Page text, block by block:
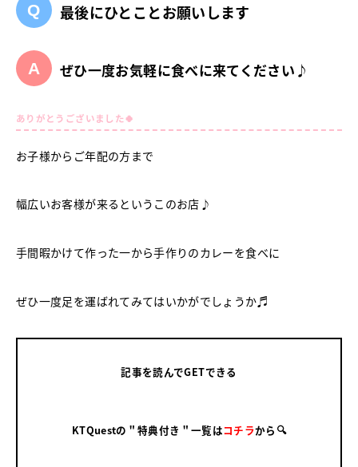
最後にひとことお願いします
ぜひ一度お気軽に食べに来てください♪
ありがとうございました🍀
お子様からご年配の方まで
幅広いお客様が来るというこのお店♪
手間暇かけて作った一から手作りのカレーを食べに
ぜひ一度足を運ばれてみてはいかがでしょうか♬
記事を読んでGETできる
KTQuestの＂特典付き＂一覧はコチラから🔍